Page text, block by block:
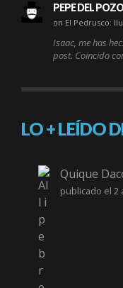
PEPE DEL POZO
on El Pedrusco:
Isaac, me has
post. Coincido
LO + LEÍDO
Quique
publicado el 2